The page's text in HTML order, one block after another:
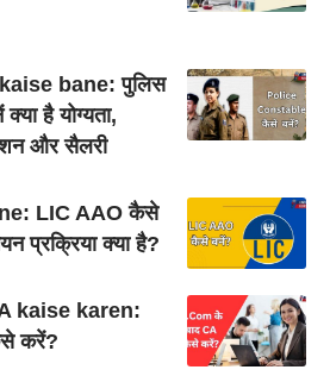
bane: पुलिस
है योग्यता,
और सैलरी
LIC AAO कैसे
प्रक्रिया क्या है?
kaise karen:
करें?